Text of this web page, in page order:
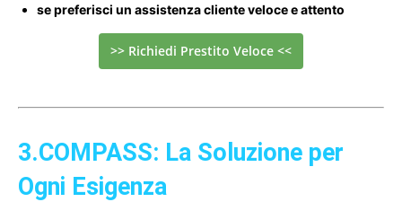
se preferisci un assistenza cliente veloce e attento
>> Richiedi Prestito Veloce <<
3.COMPASS: La Soluzione per
Ogni Esigenza